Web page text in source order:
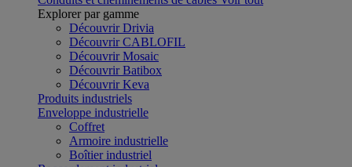
Explorer par gamme
Découvrir Drivia
Découvrir CABLOFIL
Découvrir Mosaic
Découvrir Batibox
Découvrir Keva
Produits industriels
Enveloppe industrielle
Coffret
Armoire industrielle
Boîtier industriel